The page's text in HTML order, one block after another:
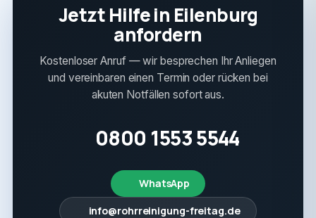
Jetzt Hilfe in Eilenburg
anfordern
Kostenloser Anruf — wir besprechen Ihr Anliegen
und vereinbaren einen Termin oder rücken bei
akuten Notfällen sofort aus.
0800 1553 5544
WhatsApp
info@rohrreinigung-freitag.de